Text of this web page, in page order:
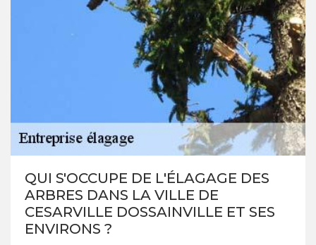
QUI S'OCCUPE DE L'ÉLAGAGE DES
ARBRES DANS LA VILLE DE
CESARVILLE DOSSAINVILLE ET SES
ENVIRONS ?